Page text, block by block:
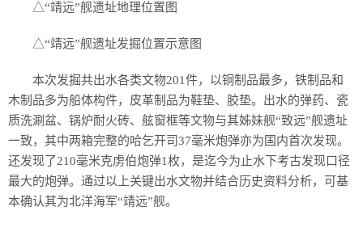
△“靖远”舰遗址地理位置图
△“靖远”舰遗址发掘位置示意图
本次发掘共出水各类文物201件，以铜制品最多，铁制品和
木制品多为船体构件，皮革制品为鞋垫、胶垫。出水的弹药、瓷
质洗涮盆、锅炉耐火砖、舷窗框等文物与其姊妹舰“致远”舰遗址
一致，其中两箱完整的哈乞开司37毫米炮弹亦为国内首次发现。
还发现了210毫米克虏伯炮弹1枚，是迄今为止水下考古发现口径
最大的炮弹。通过以上关键出水文物并结合历史资料分析，可基
本确认其为北洋海军“靖远”舰。